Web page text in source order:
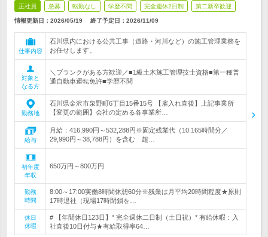
正社員 急募 転勤なし 学歴不問 完全週休2日制 第二新卒歓迎
情報更新日：2026/05/19 終了予定日： 2026/11/09
仕事内容
石川県内における公共工事（道路・河川など）の施工管理業務を
お任せします。
対象と
なる方
＼ブランクがある方歓迎／■1級土木施工管理技士資格■第一種普
通自動車運転免許■学歴不問
勤務地
石川県金沢市泉野町6丁目15番15号 【雇入れ直後】上記事業所
【変更の範囲】会社の定める各事業所…
給与
月給：416,990円～532,288円※固定残業代（10.165時間分／
29,990円～38,788円）を含む 超…
初年度
年収
650万円～800万円
勤務
時間
8:00～17:00実働8時間休憩60分※残業は月平均20時間程度★原則
17時退社（現場17時閉鎖を…
休日
休暇
# 【年間休日123日】* 完全週休二日制（土日祝）* 有給休暇：入
社直後10日付与★有給取得率64…